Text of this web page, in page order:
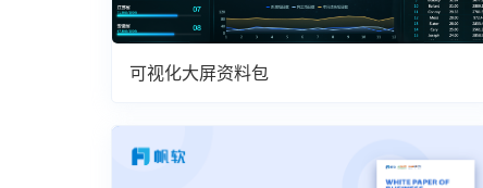
可视化大屏资料包